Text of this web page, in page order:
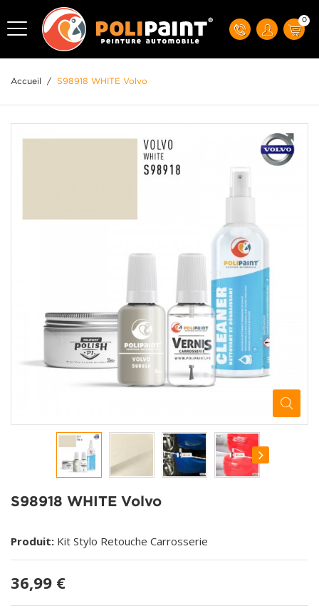
0
Accueil / S98918 WHITE Volvo
S98918 WHITE Volvo
Produit: Kit Stylo Retouche Carrosserie
36,99 €